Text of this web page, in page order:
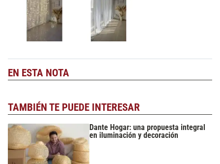
EN ESTA NOTA
TAMBIÉN TE PUEDE INTERESAR
Dante Hogar: una propuesta integral
en iluminación y decoración